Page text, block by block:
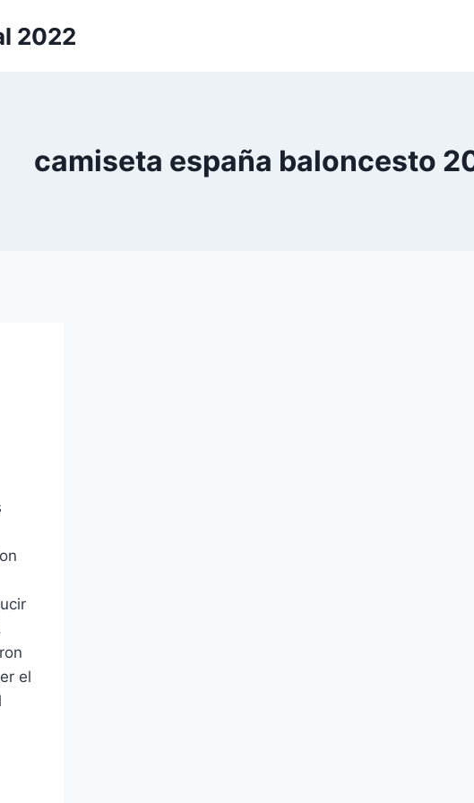
2022
camiseta españa baloncesto
el